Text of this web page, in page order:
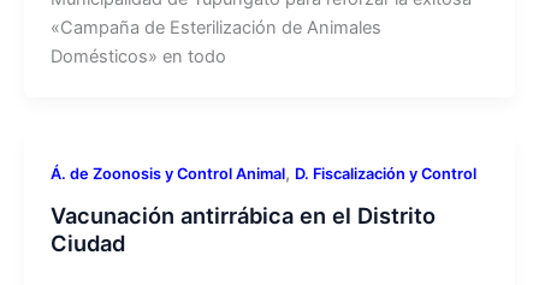
«Campaña de Esterilización de Animales
Domésticos» en todo
Á. de Zoonosis y Control Animal, D. Fiscalización y Control
Vacunación antirrábica en el Distrito
Ciudad